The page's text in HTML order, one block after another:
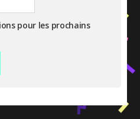
pour les prochains